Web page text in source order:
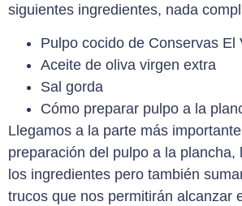
siguientes ingredientes, nada
Pulpo cocido de Conservas El
Aceite de oliva virgen extra
Sal gorda
Cómo preparar pulpo a la
Llegamos a la parte más
preparación del pulpo a la plancha,
los ingredientes pero también
trucos que nos permitirán alcanzar